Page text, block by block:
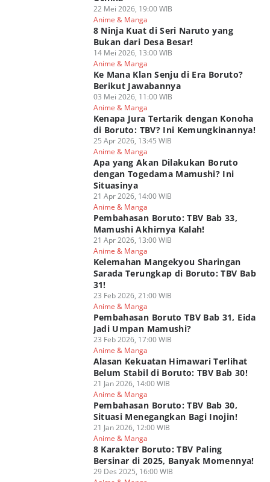
22 Mei 2026, 19:00 WIB
Anime & Manga
8 Ninja Kuat di Seri Naruto yang
Bukan dari Desa Besar!
14 Mei 2026, 13:00 WIB
Anime & Manga
Ke Mana Klan Senju di Era Boruto?
Berikut Jawabannya
03 Mei 2026, 11:00 WIB
Anime & Manga
Kenapa Jura Tertarik dengan Konoha
di Boruto: TBV? Ini Kemungkinannya!
25 Apr 2026, 13:45 WIB
Anime & Manga
Apa yang Akan Dilakukan Boruto
dengan Togedama Mamushi? Ini
Situasinya
21 Apr 2026, 14:00 WIB
Anime & Manga
Pembahasan Boruto: TBV Bab 33,
Mamushi Akhirnya Kalah!
21 Apr 2026, 13:00 WIB
Anime & Manga
Kelemahan Mangekyou Sharingan
Sarada Terungkap di Boruto: TBV Bab
31!
23 Feb 2026, 21:00 WIB
Anime & Manga
Pembahasan Boruto TBV Bab 31, Eida
Jadi Umpan Mamushi?
23 Feb 2026, 17:00 WIB
Anime & Manga
Alasan Kekuatan Himawari Terlihat
Belum Stabil di Boruto: TBV Bab 30!
21 Jan 2026, 14:00 WIB
Anime & Manga
Pembahasan Boruto: TBV Bab 30,
Situasi Menegangkan Bagi Inojin!
21 Jan 2026, 12:00 WIB
Anime & Manga
8 Karakter Boruto: TBV Paling
Bersinar di 2025, Banyak Momennya!
29 Des 2025, 16:00 WIB